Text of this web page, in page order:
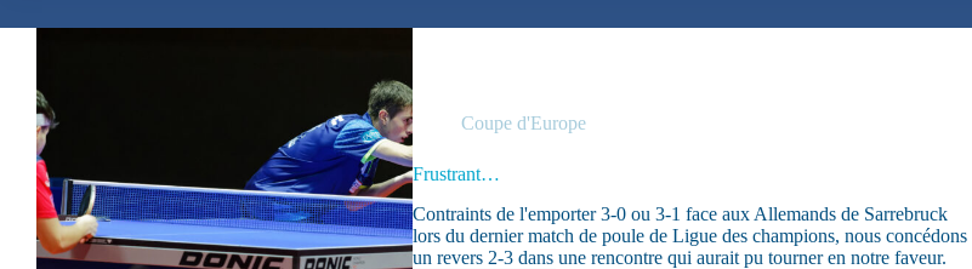
Coupe d'Europe
Frustrant…
Contraints de l'emporter 3-0 ou 3-1 face aux Allemands de Sarrebruck
lors du dernier match de poule de Ligue des champions, nous concédons
un revers 2-3 dans une rencontre qui aurait pu tourner en notre faveur.